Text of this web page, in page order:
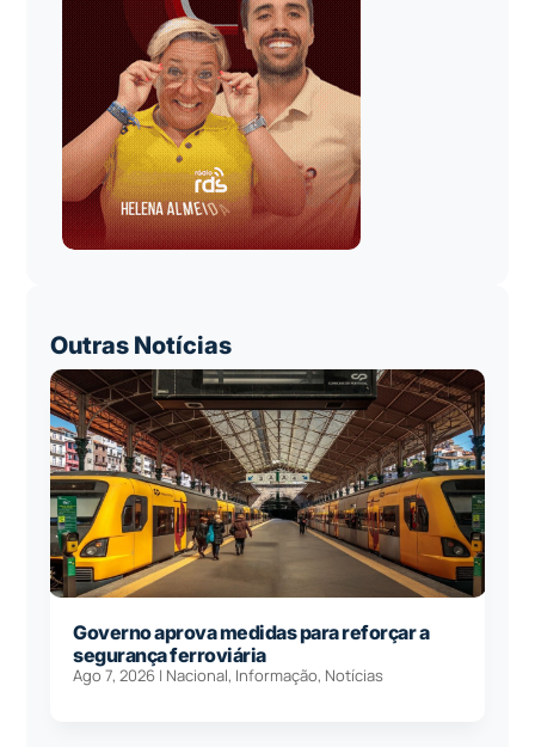
Outras Notícias
Governo aprova medidas para reforçar a
segurança ferroviária
Ago 7, 2026 | Nacional, Informação, Notícias